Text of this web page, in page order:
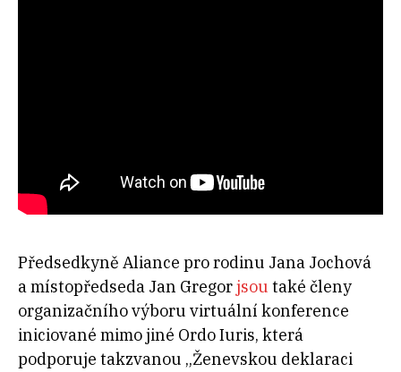
Předsedkyně Aliance pro rodinu Jana Jochová
a místopředseda Jan Gregorjsou také členy
organizačního výboru virtuální konference
iniciované mimo jiné Ordo Iuris, která
podporuje takzvanou „Ženevskou deklaraci